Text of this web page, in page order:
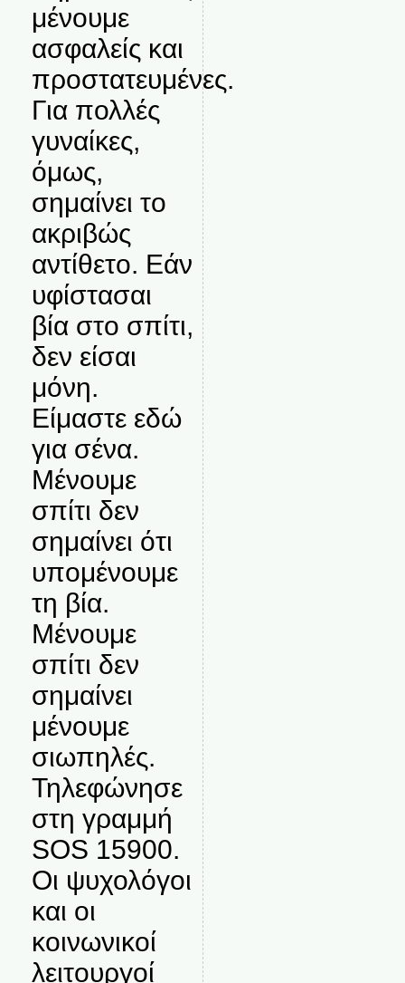
μένουμε
ασφαλείς και
προστατευμένες.
Για πολλές
γυναίκες,
όμως,
σημαίνει το
ακριβώς
αντίθετο. Εάν
υφίστασαι
βία στο σπίτι,
δεν είσαι
μόνη.
Είμαστε εδώ
για σένα.
Μένουμε
σπίτι δεν
σημαίνει ότι
υπομένουμε
τη βία.
Μένουμε
σπίτι δεν
σημαίνει
μένουμε
σιωπηλές.
Τηλεφώνησε
στη γραμμή
SOS 15900.
Οι ψυχολόγοι
και οι
κοινωνικοί
λειτουργοί